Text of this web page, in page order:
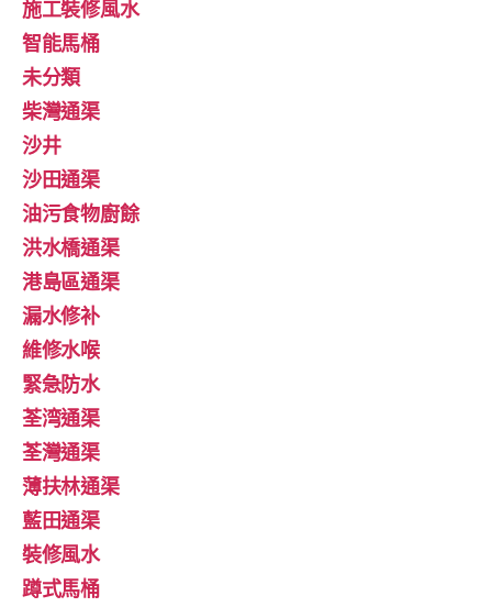
施工裝修風水
智能馬桶
未分類
柴灣通渠
沙井
沙田通渠
油污食物廚餘
洪水橋通渠
港島區通渠
漏水修补
維修水喉
緊急防水
荃湾通渠
荃灣通渠
薄扶林通渠
藍田通渠
裝修風水
蹲式馬桶